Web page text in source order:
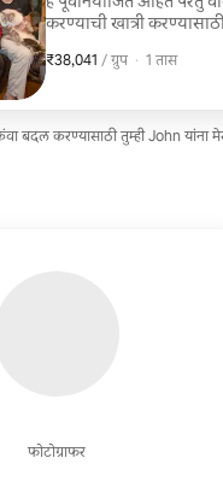
करण्याची खात्री
₹38,041 / ग्रुप
₹38,041, प्रति ग्रुप
, · 1 तास
बदल करण्यासाठी तुम्ही John
फोटोग्राफर